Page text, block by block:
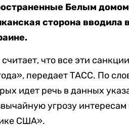
Белым
сторона вводила
что все эти
передает ТАСС. По
идет речь в данных
угрозу
США».